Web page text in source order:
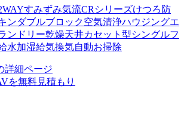
すみずみ気流CRシリーズけつろ防
ンダブルブロック空気清浄ハウジングエ
ンドリー乾燥天井カセット型シングルフ
水加湿給気換気自動お掃除